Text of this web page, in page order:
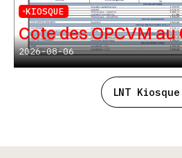
KIOSQUE
Cote des OPCVM
2026-08-06
LNT Kiosque